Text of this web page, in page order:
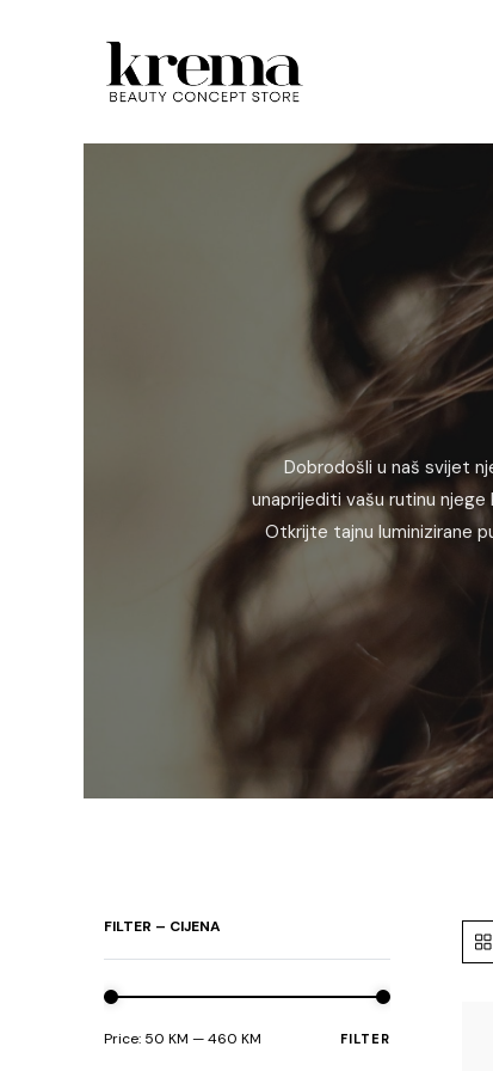
Dobrodošli u naš svijet
unaprijediti vašu rutinu njege
Otkrijte tajnu luminizirane
FILTER – CIJENA
Min
Max
FILTER
Price: 50 KM —460 KM